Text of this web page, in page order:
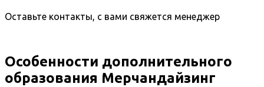
Оставьте контакты, с вами свяжется менеджер
Особенности дополнительного
образования Мерчандайзинг